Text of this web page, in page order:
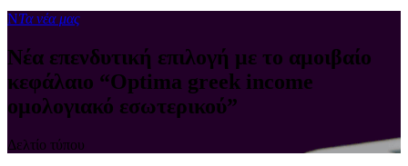
ΝΤα νέα μας
Νέα επενδυτική επιλογή με το αμοιβαίο
κεφάλαιο “Optima greek income
ομολογιακό εσωτερικού”
Δελτίο τύπου